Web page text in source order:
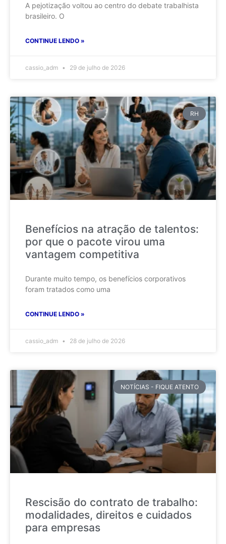
A pejotização voltou ao centro do debate trabalhista
brasileiro. O
CONTINUE LENDO »
cassio_adm 29 de julho de 2026
RH
Benefícios na atração de talentos:
por que o pacote virou uma
vantagem competitiva
Durante muito tempo, os benefícios corporativos
foram tratados como uma
CONTINUE LENDO »
cassio_adm 28 de julho de 2026
NOTÍCIAS - FIQUE ATENTO
Rescisão do contrato de trabalho:
modalidades, direitos e cuidados
para empresas